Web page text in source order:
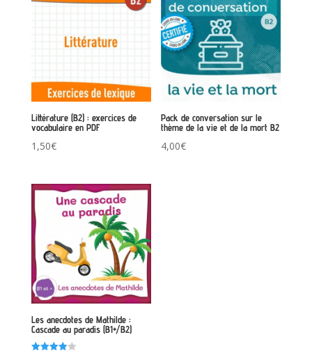
Littérature (B2) : exercices de
vocabulaire en PDF
1,50€
Pack de conversation sur le
thème de la vie et de la mort B2
4,00€
Les anecdotes de Mathilde :
Cascade au paradis (B1+/B2)